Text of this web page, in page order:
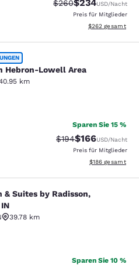
Durchgestrichener
$260Vergünstigter
$234USD/Nacht
Preis für Mitglieder
Geschätzte
$262 gesamt
Lowell Area
Hebron-Lowell Area
km
Hervorragend. 1121
Sparen Sie 15 %
Durchgestrichener
$194Vergünstigter
$166USD/Nacht
Preis für Mitglieder
Geschätzte
$186 gesamt
by Radisson,
& Suites by Radisson,
39.78 km
Sehr gut. 277 Bewertungen
Sparen Sie 10 %